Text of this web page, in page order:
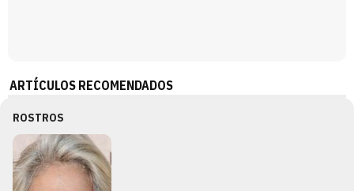
ARTÍCULOS RECOMENDADOS
ROSTROS